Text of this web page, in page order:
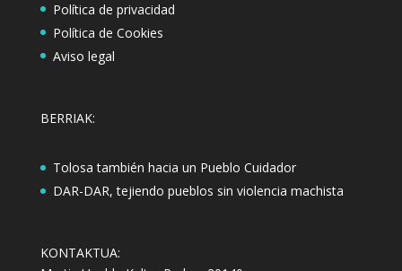
Política de privacidad
Política de Cookies
Aviso legal
BERRIAK:
Tolosa también hacia un Pueblo Cuidador
DAR-DAR, tejiendo pueblos sin violencia machista
KONTAKTUA: